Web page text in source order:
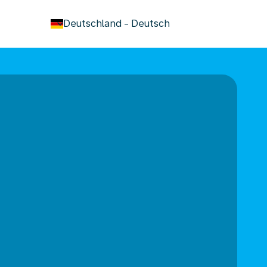
Deutschland - Deutsch
keyboard_arrow_down